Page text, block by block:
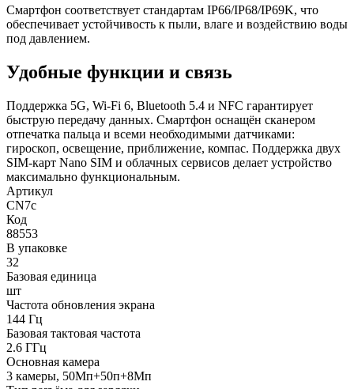
Смартфон соответствует стандартам IP66/IP68/IP69K, что
обеспечивает устойчивость к пыли, влаге и воздействию воды
под давлением.
Удобные функции и связь
Поддержка 5G, Wi-Fi 6, Bluetooth 5.4 и NFC гарантирует
быструю передачу данных. Смартфон оснащён сканером
отпечатка пальца и всеми необходимыми датчиками:
гироскоп, освещение, приближение, компас. Поддержка двух
SIM-карт Nano SIM и облачных сервисов делает устройство
максимально функциональным.
Артикул
CN7c
Код
88553
В упаковке
32
Базовая единица
шт
Частота обновления экрана
144 Гц
Базовая тактовая частота
2.6 ГГц
Основная камера
3 камеры, 50Мп+50п+8Мп